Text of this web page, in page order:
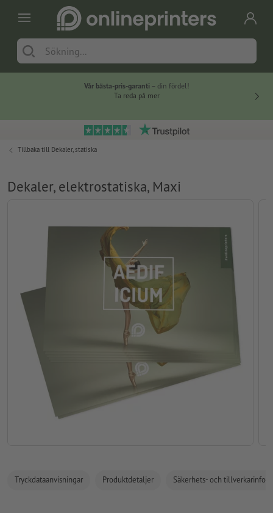
Vår bästa-pris-garanti – din fördel!
Ta reda på mer
Tillbaka till Dekaler, statiska
Dekaler, elektrostatiska, Maxi
Tryckdataanvisningar Produktdetaljer Säkerhets- och